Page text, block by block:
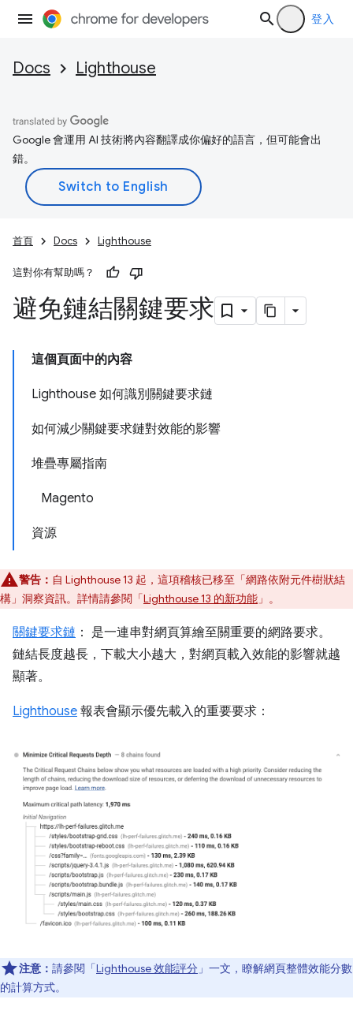
登入
Docs Lighthouse
Google 會運用 AI 技術將內容翻譯成你偏好的語言，但可能會出
錯。
首頁 Docs Lighthouse
這對你有幫助嗎？
避免鏈結關鍵要求
這個頁面中的內容
Lighthouse 如何識別關鍵要求鏈
如何減少關鍵要求鏈對效能的影響
堆疊專屬指南
Magento
資源
警告： 自 Lighthouse 13 起，這項稽核已移至「網路依附元件樹狀結
構」 洞察資訊。詳情請參閱「Lighthouse 13 的新功能 」。
關鍵要求鏈 ： 是一連串對網頁算繪至關重要的網路要求。
鏈結長度越長，下載大小越大，對網頁載入效能的影響就越
顯著。
Lighthouse 報表會顯示優先載入的重要要求：
注意： 請參閱「Lighthouse 效能評分 」一文，瞭解網頁整體效能分數
的計算方式。